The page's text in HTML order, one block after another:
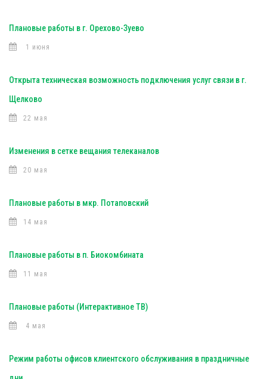
Плановые работы в г. Орехово-Зуево
1 июня
Открыта техническая возможность подключения услуг связи в г.
Щелково
22 мая
Изменения в сетке вещания телеканалов
20 мая
Плановые работы в мкр. Потаповский
14 мая
Плановые работы в п. Биокомбината
11 мая
Плановые работы (Интерактивное ТВ)
4 мая
Режим работы офисов клиентского обслуживания в праздничные